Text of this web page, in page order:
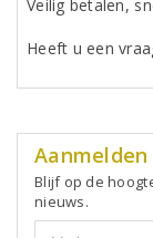
Veilig betalen,
Heeft u een
Blijf op de
nieuws.